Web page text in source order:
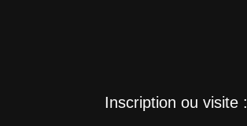
Inscription ou visite :